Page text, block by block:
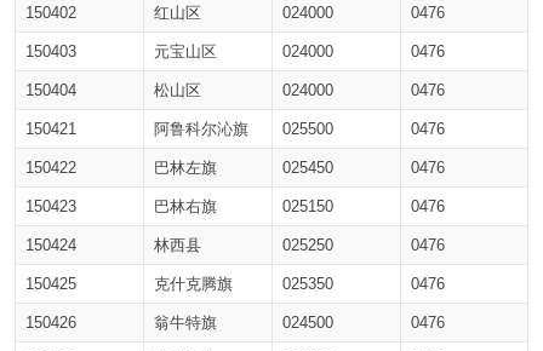
150402 红山区 024000 0476
150403 元宝山区 024000 0476
150404 松山区 024000 0476
150421 阿鲁科尔沁旗 025500 0476
150422 巴林左旗 025450 0476
150423 巴林右旗 025150 0476
150424 林西县 025250 0476
150425 克什克腾旗 025350 0476
150426 翁牛特旗 024500 0476